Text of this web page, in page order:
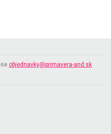
objednavky@primavera-and.sk